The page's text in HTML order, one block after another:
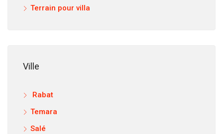
Terrain pour villa
Ville
Rabat
Temara
Salé